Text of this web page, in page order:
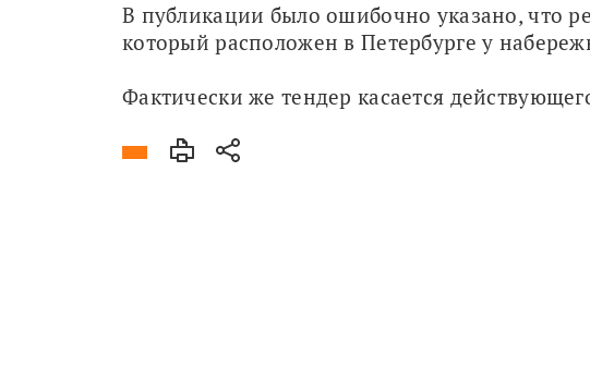
В публикации было ошибочно указано, что
который расположен в Петербурге у
Фактически же тендер касается